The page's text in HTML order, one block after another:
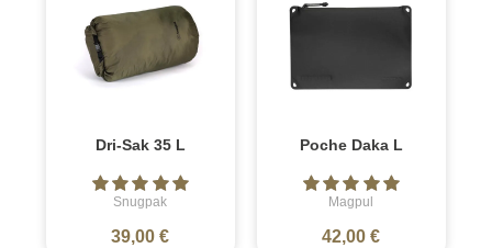
Dri-Sak 35 L
Snugpak
39,00 €
Poche Daka L
Magpul
42,00 €